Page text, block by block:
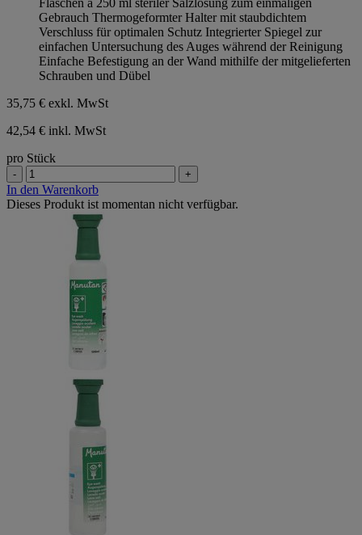
Gebrauch Thermogeformter Halter mit staubdichtem
Verschluss für optimalen Schutz Integrierter Spiegel zur
einfachen Untersuchung des Auges während der Reinigung
Einfache Befestigung an der Wand mithilfe der mitgelieferten
Schrauben und Dübel
35,75 € exkl. MwSt
42,54 € inkl. MwSt
pro Stück
- +
In den Warenkorb
Dieses Produkt ist momentan nicht verfügbar.